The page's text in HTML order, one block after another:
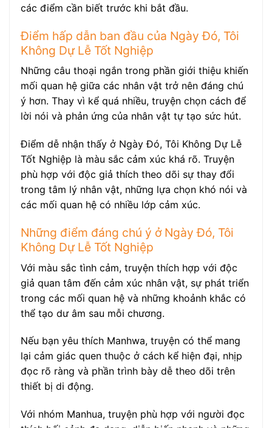
các điểm cần biết trước khi bắt đầu.
Điểm hấp dẫn ban đầu của Ngày Đó, Tôi
Không Dự Lễ Tốt Nghiệp
Những câu thoại ngắn trong phần giới thiệu khiến
mối quan hệ giữa các nhân vật trở nên đáng chú
ý hơn. Thay vì kể quá nhiều, truyện chọn cách để
lời nói và phản ứng của nhân vật tự tạo sức hút.
Điểm dễ nhận thấy ở Ngày Đó, Tôi Không Dự Lễ
Tốt Nghiệp là màu sắc cảm xúc khá rõ. Truyện
phù hợp với độc giả thích theo dõi sự thay đổi
trong tâm lý nhân vật, những lựa chọn khó nói và
các mối quan hệ có nhiều lớp cảm xúc.
Những điểm đáng chú ý ở Ngày Đó, Tôi
Không Dự Lễ Tốt Nghiệp
Với màu sắc tình cảm, truyện thích hợp với độc
giả quan tâm đến cảm xúc nhân vật, sự phát triển
trong các mối quan hệ và những khoảnh khắc có
thể tạo dư âm sau mỗi chương.
Nếu bạn yêu thích Manhwa, truyện có thể mang
lại cảm giác quen thuộc ở cách kể hiện đại, nhịp
đọc rõ ràng và phần trình bày dễ theo dõi trên
thiết bị di động.
Với nhóm Manhua, truyện phù hợp với người đọc